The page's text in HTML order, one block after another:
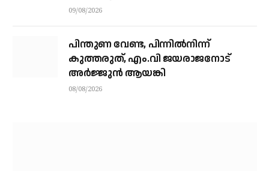
ശക്തി
09/08/2026
പിന്തുണ വേണ്ട, പിന്നിൽനിന്ന്
കുത്തരുത്, എം.വി ജയരാജനോട്
അർജ്ജുൻ ആയങ്കി
08/08/2026